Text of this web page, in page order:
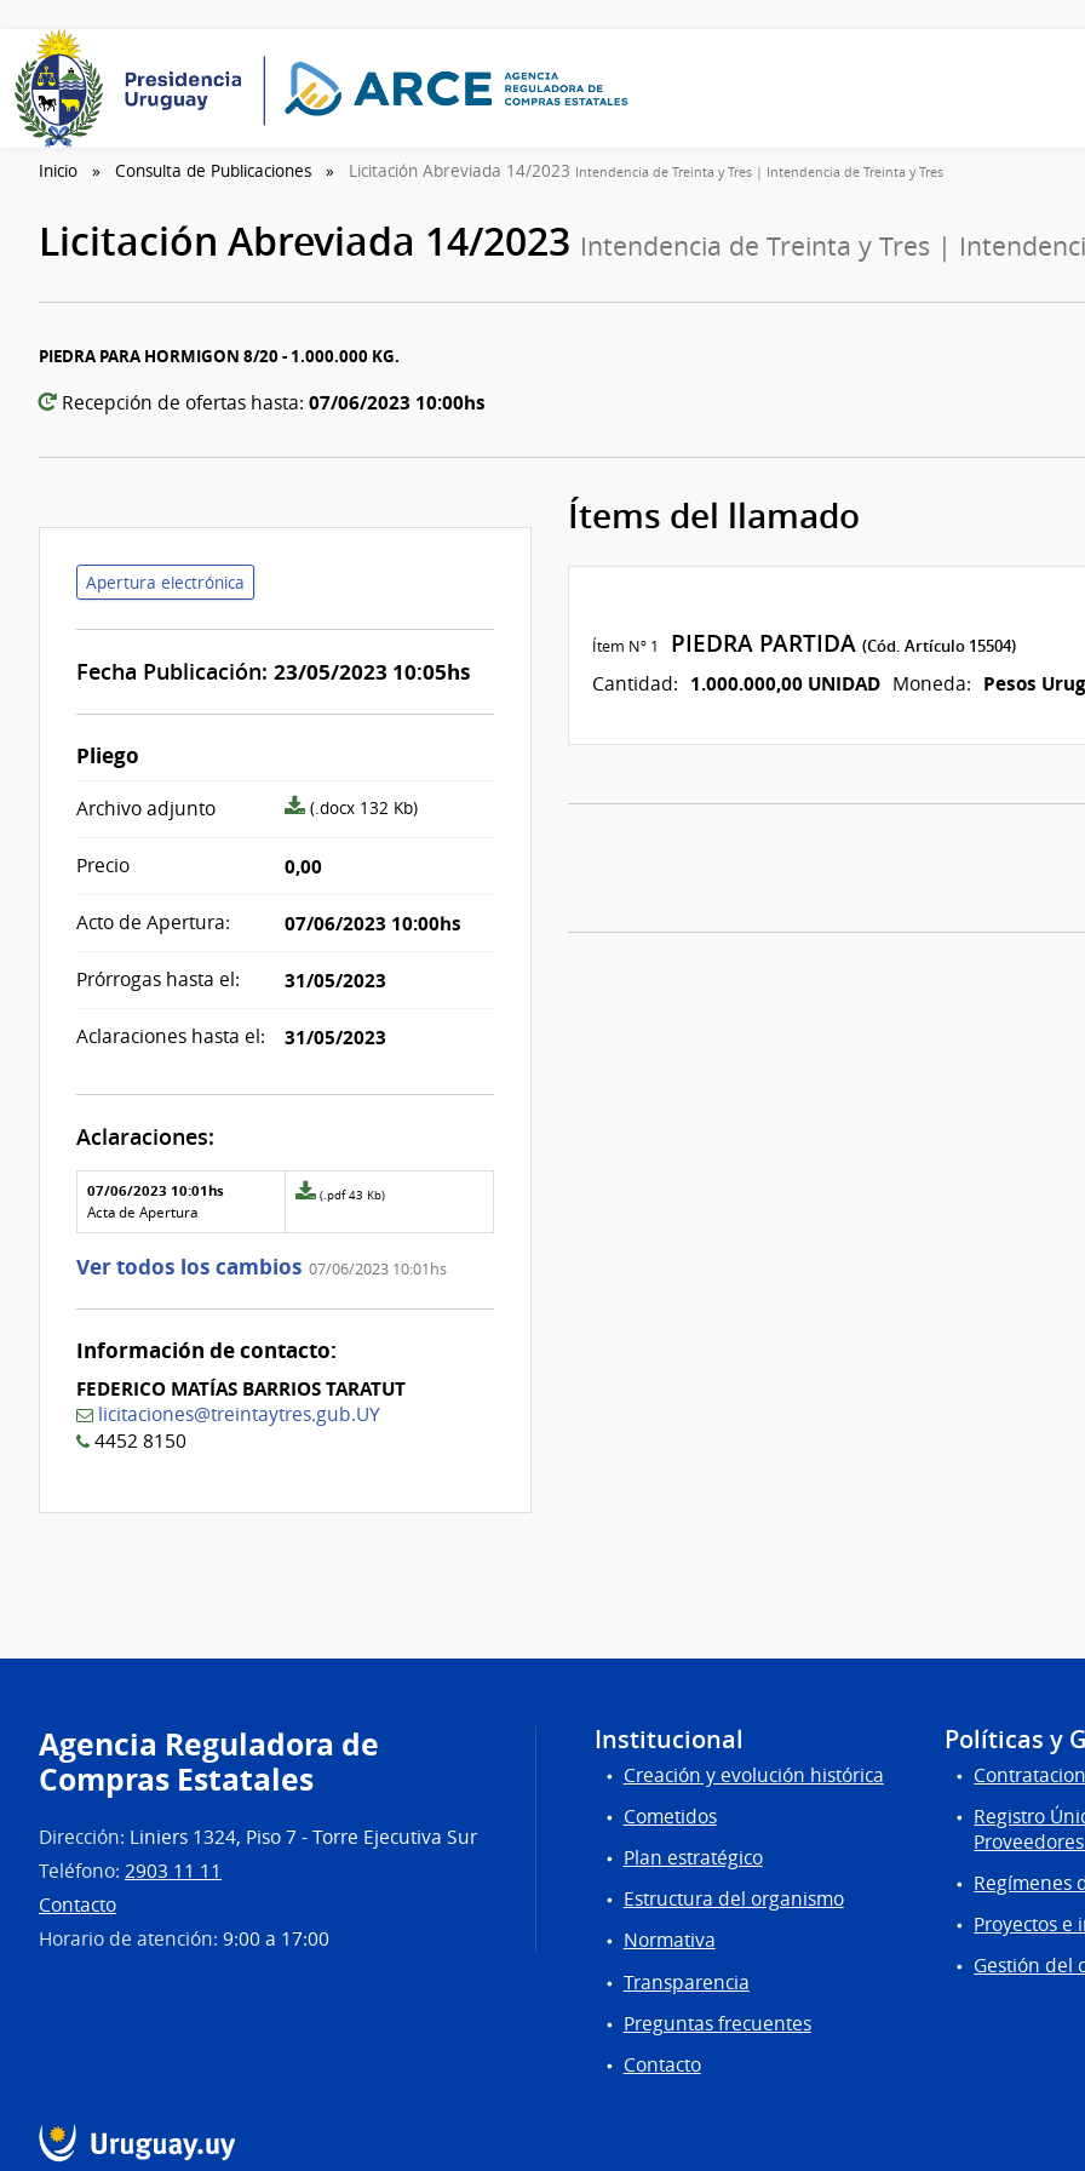
Inicio Consulta de Publicaciones Licitación Abreviada 14/2023 Intendencia de Treinta y Tres | Intendencia de Treinta y Tres
Licitación Abreviada 14/2023 Intendencia de Treinta y Tres |
PIEDRA PARA HORMIGON 8/20 - 1.000.000 KG.
Recepción de ofertas hasta: 07/06/2023 10:00hs
Apertura electrónica
Fecha Publicación: 23/05/2023 10:05hs
Pliego
Archivo adjunto
archivo
(.docx 132 Kb)
Precio 0,00
Acto de Apertura: 07/06/2023 10:00hs
Prórrogas hasta el: 31/05/2023
Aclaraciones hasta el: 31/05/2023
Aclaraciones:
Aclaraciones del llamado
Fecha y
texto de
la
Archivo
de la
07/06/2023 10:01hs
Acta de Apertura
Archivo
de
aclaración
0
(.pdf 43 Kb)
Ver todos los cambios 07/06/2023 10:01hs
Información de contacto:
FEDERICO MATÍAS BARRIOS TARATUT
licitaciones@treintaytres.gub.UY
4452 8150
Ítems del llamado
Ítem Nº 1 PIEDRA PARTIDA (Cód. Artículo 15504)
Cantidad: 1.000.000,00 UNIDAD Moneda: Pesos
Agencia Reguladora de
Compras Estatales
Dirección: Liniers 1324, Piso 7 - Torre Ejecutiva Sur
Teléfono: 2903 11 11
Contacto
Horario de atención: 9:00 a 17:00
Institucional
Creación y evolución histórica
Cometidos
Plan estratégico
Estructura del organismo
Normativa
Transparencia
Preguntas frecuentes
Contacto
Políticas y
Registro
Regímenes
Proyectos e
Gestión del